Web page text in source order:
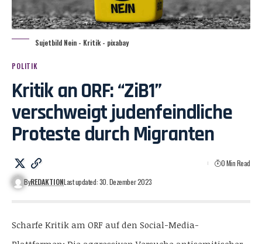
Sujetbild Nein - Kritik - pixabay
POLITIK
Kritik an ORF: “ZiB1”
verschweigt judenfeindliche
Proteste durch Migranten
ByREDAKTIONLast updated: 30. Dezember 2023
0 Min Read
Scharfe Kritik am ORF auf den Social-Media-